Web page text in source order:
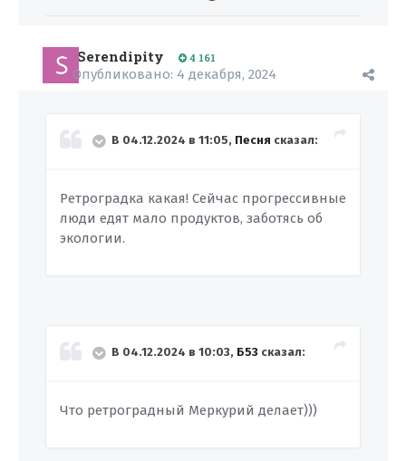
Serendipity 4 161
Опубликовано: 4 декабря, 2024
В 04.12.2024 в 11:05, Песня сказал:
Ретроградка какая! Сейчас прогрессивные
люди едят мало продуктов, заботясь об
экологии.
В 04.12.2024 в 10:03, Б53 сказал:
Что ретроградный Меркурий делает)))